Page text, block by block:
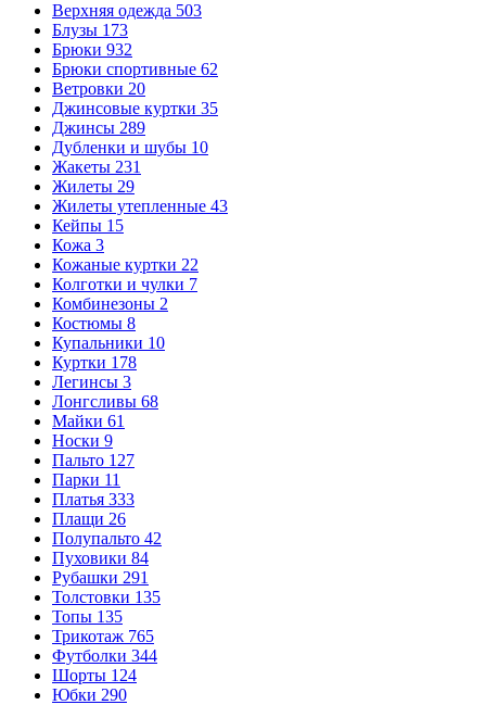
Верхняя одежда 503
Блузы 173
Брюки 932
Брюки спортивные 62
Ветровки 20
Джинсовые куртки 35
Джинсы 289
Дубленки и шубы 10
Жакеты 231
Жилеты 29
Жилеты утепленные 43
Кейпы 15
Кожа 3
Кожаные куртки 22
Колготки и чулки 7
Комбинезоны 2
Костюмы 8
Купальники 10
Куртки 178
Легинсы 3
Лонгсливы 68
Майки 61
Носки 9
Пальто 127
Парки 11
Платья 333
Плащи 26
Полупальто 42
Пуховики 84
Рубашки 291
Толстовки 135
Топы 135
Трикотаж 765
Футболки 344
Шорты 124
Юбки 290